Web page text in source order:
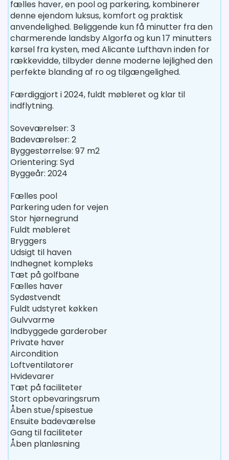
fælles haver, en pool og parkering, kombinerer
denne ejendom luksus, komfort og praktisk
anvendelighed. Beliggende kun få minutter fra den
charmerende landsby Algorfa og kun 17 minutters
kørsel fra kysten, med Alicante Lufthavn inden for
rækkevidde, tilbyder denne moderne lejlighed den
perfekte blanding af ro og tilgængelighed.
Færdiggjort i 2024, fuldt møbleret og klar til
indflytning.
Soveværelser: 3
Badeværelser: 2
Byggestørrelse: 97 m2
Orientering: Syd
Byggeår: 2024
Fælles pool
Parkering uden for vejen
Stor hjørnegrund
Fuldt møbleret
Bryggers
Udsigt til haven
Indhegnet kompleks
Tæt på golfbane
Fælles haver
Sydøstvendt
Fuldt udstyret køkken
Gulvvarme
Indbyggede garderober
Private haver
Aircondition
Loftventilatorer
Hvidevarer
Tæt på faciliteter
Stort opbevaringsrum
Åben stue/spisestue
Ensuite badeværelse
Gang til faciliteter
Åben planløsning